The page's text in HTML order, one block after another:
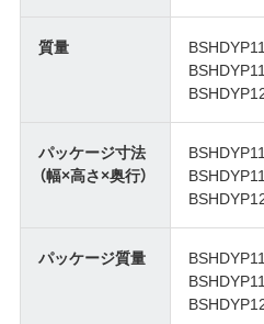
質量
パッケージ寸法
（幅×高さ×奥行）
パッケージ質量